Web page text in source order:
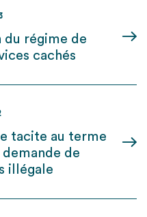
du régime de
cachés
tacite au terme
de
illégale